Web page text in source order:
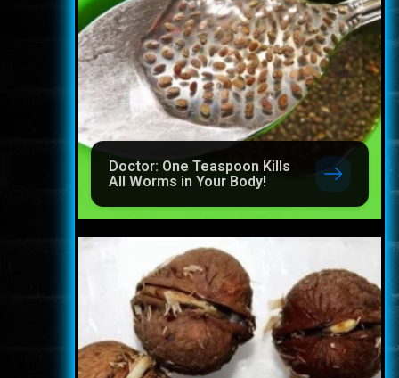
Doctor: One Teaspoon Kills
All Worms in Your Body!